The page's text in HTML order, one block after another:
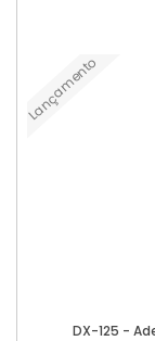
Lançamento
DX-125 -